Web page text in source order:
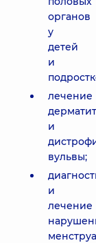
органов
у
детей
и
лечение
и
вульвы;
и
лечение